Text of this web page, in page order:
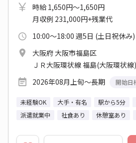
時給 1,650円～1,650円
月収例 231,000円+残業代
10:00～18:00 週5日 (土日祝休み)
大阪府 大阪市福島区
ＪＲ大阪環状線 福島(大阪環状
2026年08月上旬～長期
開始日
未経験OK 大手・有名 駅から5分
派遣就業中
社食あり 休憩室あり